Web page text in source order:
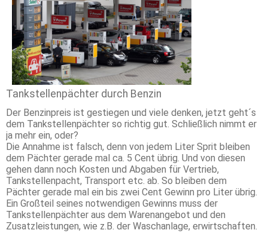
Tankstellenpächter durch Benzin
Der Benzinpreis ist gestiegen und viele denken, jetzt geht´s
dem Tankstellenpächter so richtig gut. Schließlich nimmt er
ja mehr ein, oder?
Die Annahme ist falsch, denn von jedem Liter Sprit bleiben
dem Pächter gerade mal ca. 5 Cent übrig. Und von diesen
gehen dann noch Kosten und Abgaben für Vertrieb,
Tankstellenpacht, Transport etc. ab. So bleiben dem
Pächter gerade mal ein bis zwei Cent Gewinn pro Liter übrig.
Ein Großteil seines notwendigen Gewinns muss der
Tankstellenpächter aus dem Warenangebot und den
Zusatzleistungen, wie z.B. der Waschanlage, erwirtschaften.